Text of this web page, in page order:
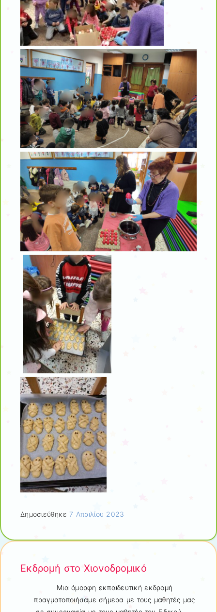
Δημοσιεύθηκε7 Απριλίου 2023
Εκδρομή στο Χιονοδρομικό
Μια όμορφη εκπαιδευτική εκδρομή
πραγματοποιήσαμε σήμερα με τους μαθητές μας